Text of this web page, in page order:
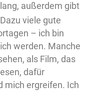
außerdem gibt
viele gute
– ich bin
werden. Manche
als Film, das
dafür
mich ergreifen. Ich